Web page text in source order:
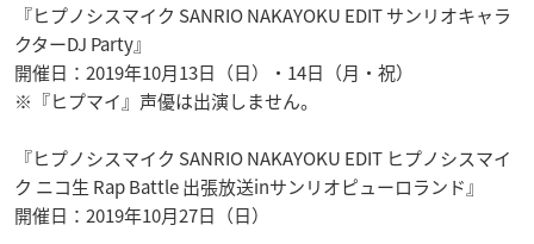
『ヒプノシスマイク SANRIO NAKAYOKU EDIT サンリオキャラ
クターDJ Party』
開催日：2019年10月13日（日）・14日（月・祝）
※『ヒプマイ』声優は出演しません。
『ヒプノシスマイク SANRIO NAKAYOKU EDIT ヒプノシスマイ
ク ニコ生 Rap Battle 出張放送inサンリオピューロランド』
開催日：2019年10月27日（日）